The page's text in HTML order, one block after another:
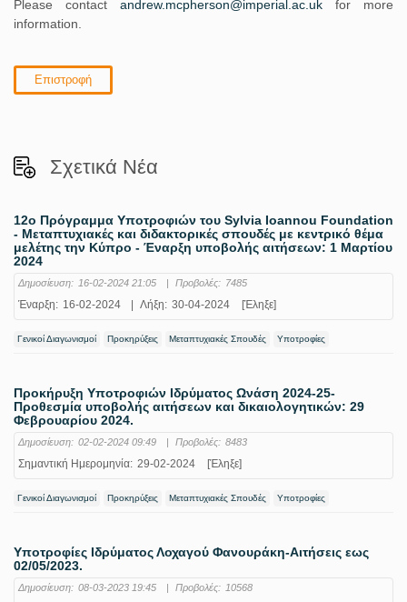
Please contact andrew.mcpherson@imperial.ac.uk for more
information.
Επιστροφή
Σχετικά Νέα
12ο Πρόγραμμα Υποτροφιών του Sylvia Ioannou Foundation
- Μεταπτυχιακές και διδακτορικές σπουδές με κεντρικό θέμα
μελέτης την Κύπρο - Έναρξη υποβολής αιτήσεων: 1 Μαρτίου
2024
Δημοσίευση: 16-02-2024 21:05 | Προβολές: 7485
Έναρξη: 16-02-2024 Λήξη: 30-04-2024 [Έληξε]
Γενικοί Διαγωνισμοί Προκηρύξεις Μεταπτυχιακές Σπουδές Υποτροφίες
Προκήρυξη Υποτροφιών Ιδρύματος Ωνάση 2024-25-
Προθεσμία υποβολής αιτήσεων και δικαιολογητικών: 29
Φεβρουαρίου 2024.
Δημοσίευση: 02-02-2024 09:49 | Προβολές: 8483
Σημαντική Ημερομηνία: 29-02-2024 [Έληξε]
Γενικοί Διαγωνισμοί Προκηρύξεις Μεταπτυχιακές Σπουδές Υποτροφίες
Υποτροφίες Ιδρύματος Λοχαγού Φανουράκη-Αιτήσεις εως
02/05/2023.
Δημοσίευση: 08-03-2023 19:45 | Προβολές: 10568